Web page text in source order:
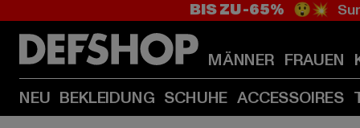
BIS ZU -65% 😲💥
MÄNNER FRAUEN
NEU BEKLEIDUNG SCHUHE ACCESSOIRES